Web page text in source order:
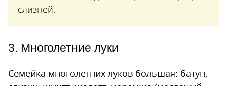
слизней.
3. Многолетние луки
Семейка многолетних луков большая: батун,